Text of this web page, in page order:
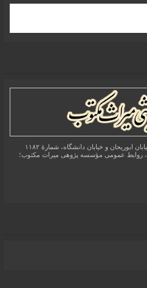
تهران، خیابان انقلاب اسلامی، بین خیابان ابوریحان و خیابان دانشگاه، شمارۀ ۱۱۸۲
(ساختمان فروردین)، طبقۀ دوم، واحد ۸ ، روابط عمومی مؤسسه پژوهی میراث مکتوب؛